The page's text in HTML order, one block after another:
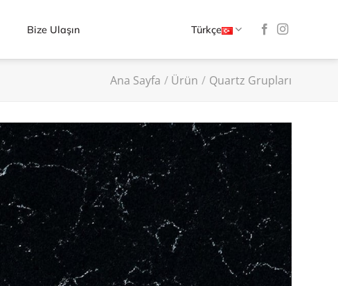
Bize Ulaşın Türkçe
Ana Sayfa / Ürün / Quartz Grupları